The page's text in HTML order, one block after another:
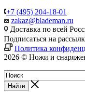
+7 (495) 204-18-01
zakaz@blademan.ru
Доставка по всей
Подписаться на
Политика
2026 © Ножи и
Найти